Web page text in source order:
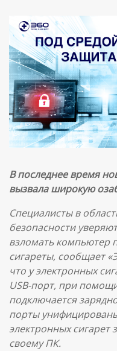
В последнее время
вызвала широкую
Специалисты в
безопасности
взломать компьютер
сигареты, сообщает
что у электронных
USB-порт, при
подключается
порты
электронных сигарет
своему ПК.